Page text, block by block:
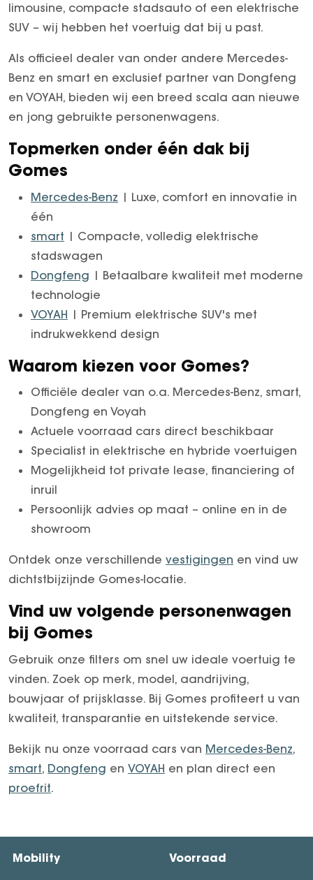
limousine, compacte stadsauto of een elektrische
SUV – wij hebben het voertuig dat bij u past.
Als officieel dealer van onder andere Mercedes-
Benz en smart en exclusief partner van Dongfeng
en VOYAH, bieden wij een breed scala aan nieuwe
en jong gebruikte personenwagens.
Topmerken onder één dak bij
Gomes
Mercedes-Benz | Luxe, comfort en innovatie in
één
smart | Compacte, volledig elektrische
stadswagen
Dongfeng | Betaalbare kwaliteit met moderne
technologie
VOYAH | Premium elektrische SUV's met
indrukwekkend design
Waarom kiezen voor Gomes?
Officiële dealer van o.a. Mercedes-Benz, smart,
Dongfeng en Voyah
Actuele voorraad cars direct beschikbaar
Specialist in elektrische en hybride voertuigen
Mogelijkheid tot private lease, financiering of
inruil
Persoonlijk advies op maat – online en in de
showroom
Ontdek onze verschillende vestigingen en vind uw
dichtstbijzijnde Gomes-locatie.
Vind uw volgende personenwagen
bij Gomes
Gebruik onze filters om snel uw ideale voertuig te
vinden. Zoek op merk, model, aandrijving,
bouwjaar of prijsklasse. Bij Gomes profiteert u van
kwaliteit, transparantie en uitstekende service.
Bekijk nu onze voorraad cars van Mercedes-Benz,
smart, Dongfeng en VOYAH en plan direct een
proefrit.
Mobility Voorraad